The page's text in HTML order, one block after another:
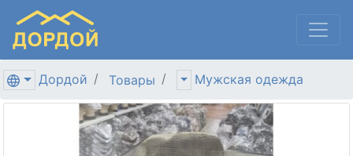
Дордой Товары Мужская одежда